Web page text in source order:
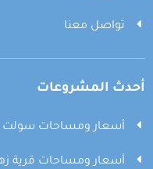
تواصل معنا
أحدث المشروعات
أسعار ومساحات سولت
أسعار ومساحات قرية